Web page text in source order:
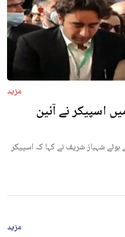
مزید
اسپیکر نے آئین
شہباز شریف نے کہا کہ اسپیکر
مزید